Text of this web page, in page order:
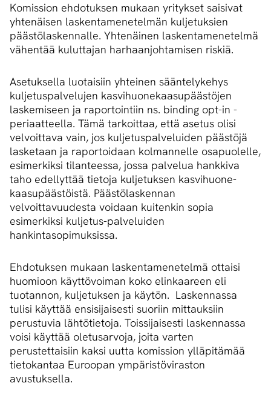
Komission ehdotuksen mukaan yritykset saisivat
yhtenäisen laskentamenetelmän kuljetuksien
päästölaskennalle. Yhtenäinen laskentamenetelmä
vähentää kuluttajan harhaanjohtamisen riskiä.
Asetuksella luotaisiin yhteinen sääntelykehys
kuljetuspalvelujen kasvihuonekaasupäästöjen
laskemiseen ja raportointiin ns. binding opt-in -
periaatteella. Tämä tarkoittaa, että asetus olisi
velvoittava vain, jos kuljetuspalveluiden päästöjä
lasketaan ja raportoidaan kolmannelle osapuolelle,
esimerkiksi tilanteessa, jossa palvelua hankkiva
taho edellyttää tietoja kuljetuksen kasvihuone-
kaasupäästöistä. Päästölaskennan
velvoittavuudesta voidaan kuitenkin sopia
esimerkiksi kuljetus-palveluiden
hankintasopimuksissa.
Ehdotuksen mukaan laskentamenetelmä ottaisi
huomioon käyttövoiman koko elinkaareen eli
tuotannon, kuljetuksen ja käytön. Laskennassa
tulisi käyttää ensisijaisesti suoriin mittauksiin
perustuvia lähtötietoja. Toissijaisesti laskennassa
voisi käyttää oletusarvoja, joita varten
perustettaisiin kaksi uutta komission ylläpitämää
tietokantaa Euroopan ympäristöviraston
avustuksella.